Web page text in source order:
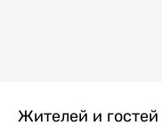
Жителей и